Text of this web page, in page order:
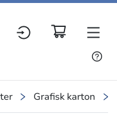
Grafisk karton